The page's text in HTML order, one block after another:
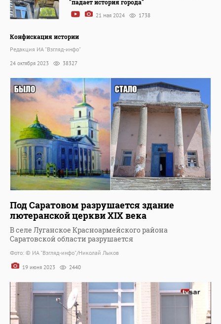
"падает история города"
21 мая 2024 1738
Конфискация истории
Редакция ИА "Взгляд-инфо"
24 октября 2023 38327
Под Саратовом разрушается здание
лютеранской церкви XIX века
В селе Луганское Красноармейского района
Саратовской области разрушается
Фото: © ИА "Взгляд-инфо"/Николай Лыков
19 июня 2023 2440